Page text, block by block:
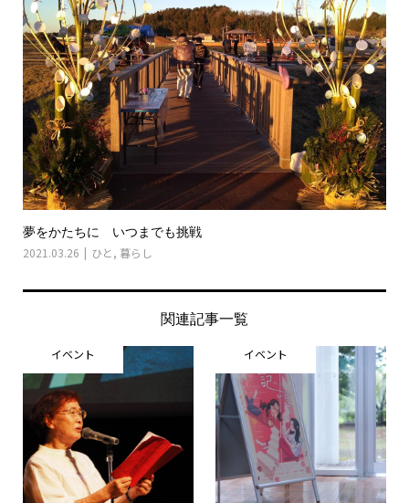
夢をかたちに いつまでも挑戦
2021.03.26 ひと , 暮らし
関連記事一覧
イベント イベント